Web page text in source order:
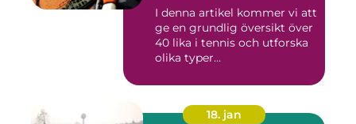
spännande och
frustrerande för spelare
och fans
I denna artikel kommer vi att
ge en grundlig översikt över
40 lika i tennis och utforska
olika typer...
18. jan